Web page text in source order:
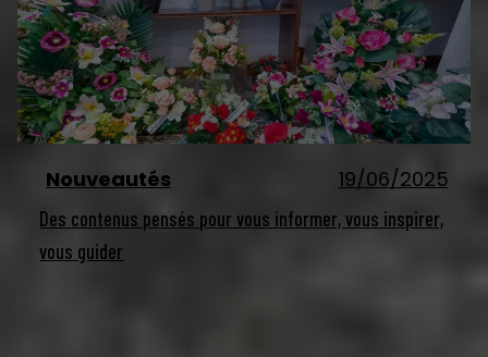
Nouveautés 19/06/2025
Des contenus pensés pour vous informer, vous inspirer,
vous guider